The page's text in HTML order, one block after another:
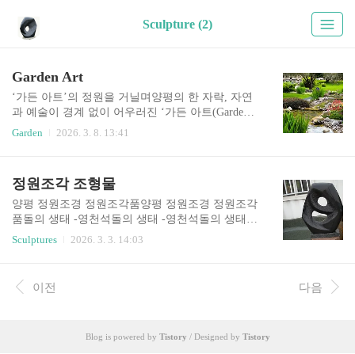
Sculpture (2)
Garden Art
‘가든 아트’의 정원을 거닐며양평의 한 자락, 자연
과 예술이 경계 없이 어우러진 ‘가든 아트(Garden
Art)’의 세계에 들어서면 가장 먼저 느껴지는 것은
장인의 땀방울이 서린 공간이다.가든 아트가 스스
로를 정의하는 ‘공간 예술가’이자 ‘생태 파수꾼’이
라는 표현은 무척이나 인상적이다. 그들에게 정원
축물의 선과 지형의 굴곡, 그리고 그곳을 거니는 사
다. 인위적인 화려함을 덜어내고 그 자리에 절제된
‘여백의 미’를 채워 넣는 작업, 그것이 가든 아트가
Garden 2026. 3. 8. 13:41
정원조각 조형물
양평 정원조경 정원조각품양평 정원조경 정원조각
품돌의 생태 -영천석돌의 생태 -영천석돌의 생태 -
영천석돌의 생태 -영천석돌의 생태 -영천석오석 10
0x32x102오석 100x32x102오석 100x32x102모자 영
천석오석 68x18x48오석 817오석 816오석 37x15x51
오석 58x16x70두상 영천석오석 819오석 68x24x90
x36x116부자 영천석오석 815영천석 - 비상2오석 -
Sculptures 2026. 3. 3. 14:03
이전 다음
Blog is powered by Tistory / Designed by Tistory